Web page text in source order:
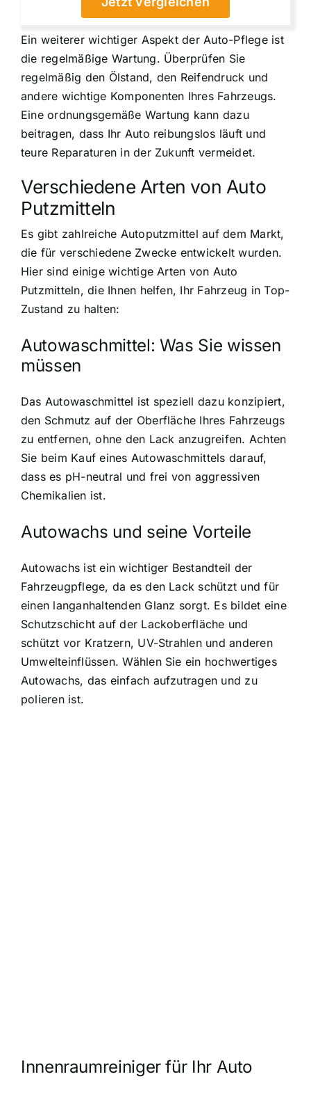
Ein weiterer wichtiger Aspekt der Auto-Pflege ist
die regelmäßige Wartung. Überprüfen Sie
regelmäßig den Ölstand, den Reifendruck und
andere wichtige Komponenten Ihres Fahrzeugs.
Eine ordnungsgemäße Wartung kann dazu
beitragen, dass Ihr Auto reibungslos läuft und
teure Reparaturen in der Zukunft vermeidet.
Verschiedene Arten von Auto
Putzmitteln
Es gibt zahlreiche Autoputzmittel auf dem Markt,
die für verschiedene Zwecke entwickelt wurden.
Hier sind einige wichtige Arten von Auto
Putzmitteln, die Ihnen helfen, Ihr Fahrzeug in Top-
Zustand zu halten:
Autowaschmittel: Was Sie wissen
müssen
Das Autowaschmittel ist speziell dazu konzipiert,
den Schmutz auf der Oberfläche Ihres Fahrzeugs
zu entfernen, ohne den Lack anzugreifen. Achten
Sie beim Kauf eines Autowaschmittels darauf,
dass es pH-neutral und frei von aggressiven
Chemikalien ist.
Autowachs und seine Vorteile
Autowachs ist ein wichtiger Bestandteil der
Fahrzeugpflege, da es den Lack schützt und für
einen langanhaltenden Glanz sorgt. Es bildet eine
Schutzschicht auf der Lackoberfläche und
schützt vor Kratzern, UV-Strahlen und anderen
Umwelteinflüssen. Wählen Sie ein hochwertiges
Autowachs, das einfach aufzutragen und zu
polieren ist.
Innenraumreiniger für Ihr Auto